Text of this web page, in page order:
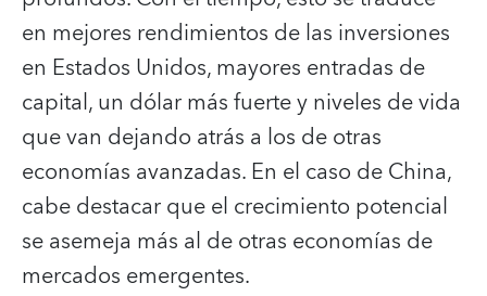
en mejores rendimientos de las inversiones
en Estados Unidos, mayores entradas de
capital, un dólar más fuerte y niveles de vida
que van dejando atrás a los de otras
economías avanzadas. En el caso de China,
cabe destacar que el crecimiento potencial
se asemeja más al de otras economías de
mercados emergentes.